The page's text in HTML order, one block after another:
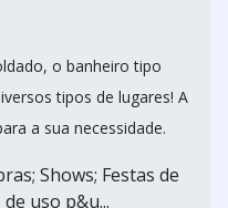
o banheiro tipo
tipos de lugares! A
a sua necessidade.
Shows; Festas de
uso p&u...